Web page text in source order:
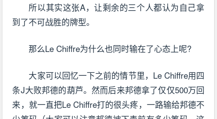
所以其实这张A，让剩余的三个人都认为自己拿
到了不可战胜的牌型。
那么Le Chiffre为什么也同时输在了心态上呢?
大家可以回忆一下之前的情节里，Le Chiffre用四
条J大败邦德的葫芦。然而后来邦德拿了仅仅500万回
来，就一直把Le Chiffre打的很头疼，一路输给邦德不